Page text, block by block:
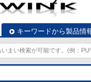
キーワードから製品情